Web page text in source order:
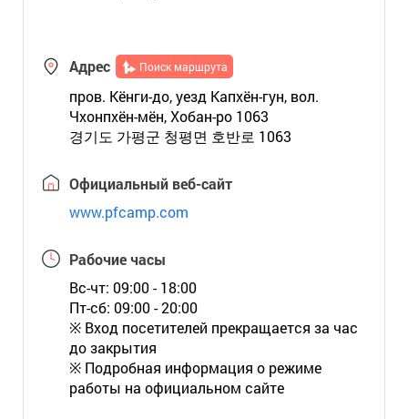
Адрес Поиск маршрута
пров. Кёнги-до, уезд Капхён-гун, вол.
Чхонпхён-мён, Хобан-ро 1063
경기도 가평군 청평면 호반로 1063
Официальный веб-сайт
www.pfcamp.com
Рабочие часы
Вс-чт: 09:00 - 18:00
Пт-сб: 09:00 - 20:00
※ Вход посетителей прекращается за час
до закрытия
※ Подробная информация о режиме
работы на официальном сайте